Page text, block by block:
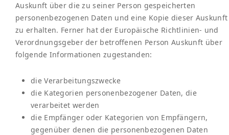
Auskunft über die zu seiner Person gespeicherten
personenbezogenen Daten und eine Kopie dieser Auskunft
zu erhalten. Ferner hat der Europäische Richtlinien- und
Verordnungsgeber der betroffenen Person Auskunft über
folgende Informationen zugestanden:
die Verarbeitungszwecke
die Kategorien personenbezogener Daten, die
verarbeitet werden
die Empfänger oder Kategorien von Empfängern,
gegenüber denen die personenbezogenen Daten